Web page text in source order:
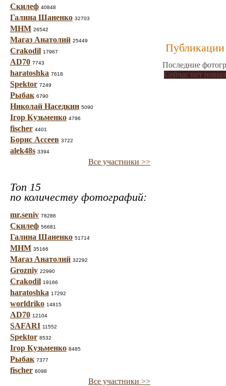
Скилеф 40848
Галина Шаненко 32703
МНМ 26542
Магаз Анатолий 25449
Crakodil 17967
AD70 7743
haratoshka 7618
Spektor 7249
Рыбак 6790
Николай Наседкин 5090
Ігор Кузьменко 4796
fischer 4401
Борис Ассеев 3722
alek48s 3394
Все участники >>
Топ 15
по количеству фотографий:
mr.seniv 78286
Скилеф 56681
Галина Шаненко 51714
МНМ 35166
Магаз Анатолий 32292
Grozniy 22990
Crakodil 19166
haratoshka 17292
worldriko 14815
AD70 12104
SAFARI 11552
Spektor 8532
Ігор Кузьменко 8485
Рыбак 7377
fischer 6098
Все участники >>
Публикации
Последние
Сейчас нет